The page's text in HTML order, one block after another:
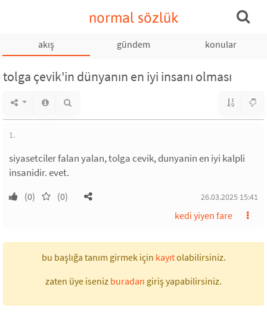
normal sözlük
akış gündem konular
tolga çevik'in dünyanın en iyi insanı olması
1.
siyasetciler falan yalan, tolga cevik, dunyanin en iyi kalpli
insanidir. evet.
(0) (0) 26.03.2025 15:41
kedi yiyen fare
bu başlığa tanım girmek için kayıtolabilirsiniz.
zaten üye iseniz buradan giriş yapabilirsiniz.